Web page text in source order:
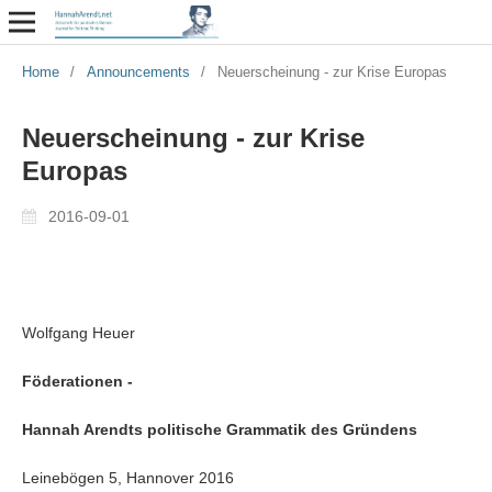
Home / Announcements / Neuerscheinung - zur Krise Europas
Neuerscheinung - zur Krise
Europas
2016-09-01
Wolfgang Heuer
Föderationen -
Hannah Arendts politische Grammatik des Gründens
Leinebögen 5, Hannover 2016